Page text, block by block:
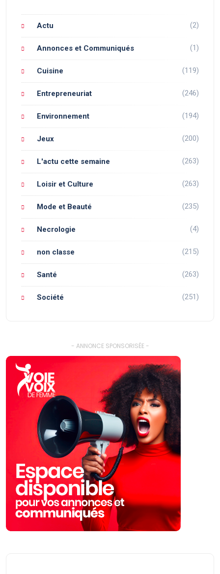
Actu (2)
Annonces et Communiqués (1)
Cuisine (119)
Entrepreneuriat (246)
Environnement (194)
Jeux (200)
L'actu cette semaine (263)
Loisir et Culture (263)
Mode et Beauté (235)
Necrologie (4)
non classe (215)
Santé (263)
Société (251)
- ANNONCE SPONSORISÉE -